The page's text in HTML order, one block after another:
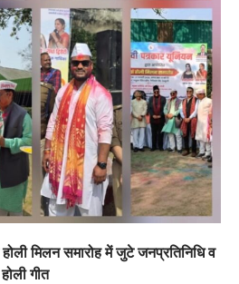
मिलन समारोह में जुटे जनप्रतिनिधि व
गीत